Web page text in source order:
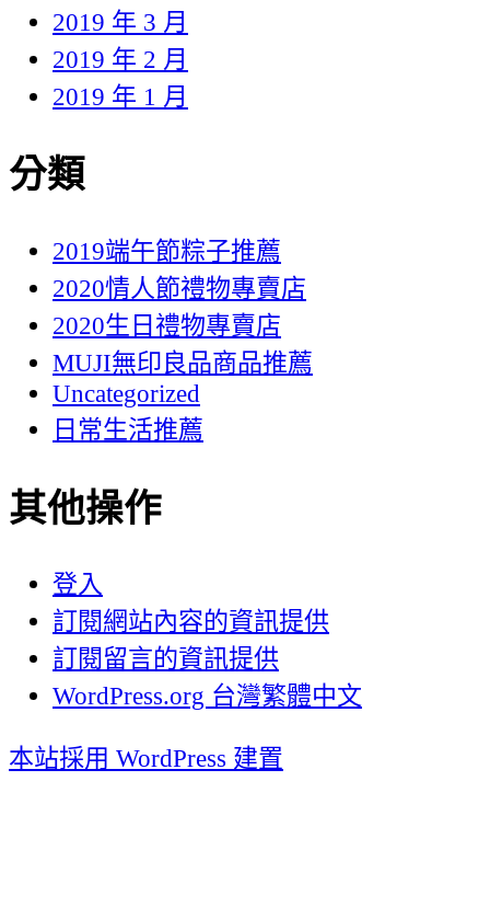
2019 年 3 月
2019 年 2 月
2019 年 1 月
分類
2019端午節粽子推薦
2020情人節禮物專賣店
2020生日禮物專賣店
MUJI無印良品商品推薦
Uncategorized
日常生活推薦
其他操作
登入
訂閱網站內容的資訊提供
訂閱留言的資訊提供
WordPress.org 台灣繁體中文
本站採用 WordPress 建置